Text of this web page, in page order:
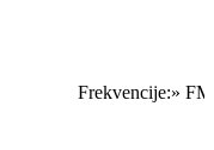
Frekvencije:»